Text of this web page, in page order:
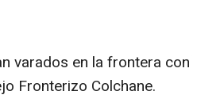
varados en la frontera con
Fronterizo Colchane.